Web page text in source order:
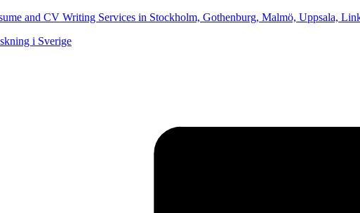
and CV Writing Services in Stockholm, Gothenburg, Malmö, Uppsala,